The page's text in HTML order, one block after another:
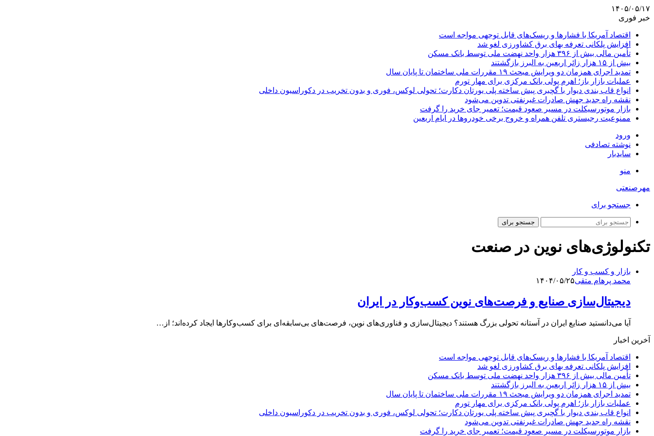
۱۴۰۵/۰۵/۱۷
خبر فوری
اقتصاد آمریکا با فشارها و ریسک‌های قابل توجهی مواجه است
افزایش پلکانی تعرفه بهای برق کشاورزی لغو شد
تأمین مالی بیش از ۳۹۶ هزار واحد نهضت ملی توسط بانک مسکن
بیش از ۱۵ هزار زائر اربعین به البرز بازگشتند
تمدید اجرای همزمان دو ویرایش مبحث ۱۹ مقررات ملی ساختمان تا پایان سال
عملیات بازار باز؛ اهرم پولی بانک مرکزی برای مهار تورم
انواع قاب بندی دیوار با گچبری پیش ساخته پلی یورتان دکارت؛ تحولی لوکس، فوری و بدون تخریب در دکوراسیون داخلی
نقشه راه جدید جهش صادرات غیرنفتی تدوین می‌شود
بازار موتورسیکلت در مسیر صعود قیمت؛ تعمیر جای خرید را گرفت
ممنوعیت رجیستری تلفن همراه و خروج برخی خودروها در ایام اربعین
ورود
نوشته تصادفی
سایدبار
منو
مهرصنعتی
جستجو برای
جستجو برای
تکنولوژی‌های نوین در صنعت
بازار و کسب و کار
محمد پرهام متقی۱۴۰۴/۰۵/۲۵
دیجیتال‌سازی صنایع و فرصت‌های نوین کسب‌وکار در ایران
آیا می‌دانستید صنایع ایران در آستانه تحولی بزرگ هستند؟ دیجیتال‌سازی و فناوری‌های نوین، فرصت‌های بی‌سابقه‌ای برای کسب‌وکارها ایجاد کرده‌اند؛ از…
آخرین اخبار
اقتصاد آمریکا با فشارها و ریسک‌های قابل توجهی مواجه است
افزایش پلکانی تعرفه بهای برق کشاورزی لغو شد
تأمین مالی بیش از ۳۹۶ هزار واحد نهضت ملی توسط بانک مسکن
بیش از ۱۵ هزار زائر اربعین به البرز بازگشتند
تمدید اجرای همزمان دو ویرایش مبحث ۱۹ مقررات ملی ساختمان تا پایان سال
عملیات بازار باز؛ اهرم پولی بانک مرکزی برای مهار تورم
انواع قاب بندی دیوار با گچبری پیش ساخته پلی یورتان دکارت؛ تحولی لوکس، فوری و بدون تخریب در دکوراسیون داخلی
نقشه راه جدید جهش صادرات غیرنفتی تدوین می‌شود
بازار موتورسیکلت در مسیر صعود قیمت؛ تعمیر جای خرید را گرفت